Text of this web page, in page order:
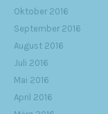
Oktober 2016
September 2016
August 2016
Juli 2016
Mai 2016
April 2016